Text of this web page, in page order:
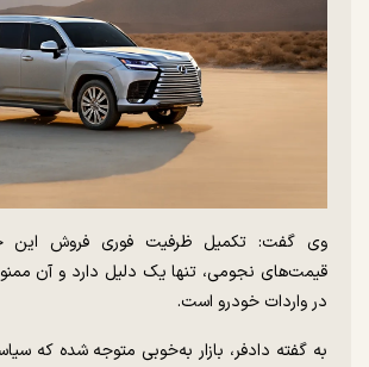
وی گفت: تکمیل ظرفیت فوری فروش این
قیمت‌های نجومی، تنها یک دلیل دارد و آن
در واردات خودرو است.
به گفته دادفر، بازار به‌خوبی متوجه شده که